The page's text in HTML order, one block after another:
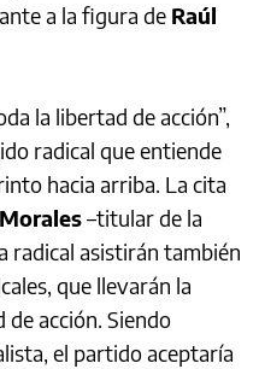
a la figura de Raúl
la libertad de acción”,
radical que entiende
hacia arriba. La cita
–titular de la
radical asistirán también
que llevarán la
acción. Siendo
el partido aceptaría